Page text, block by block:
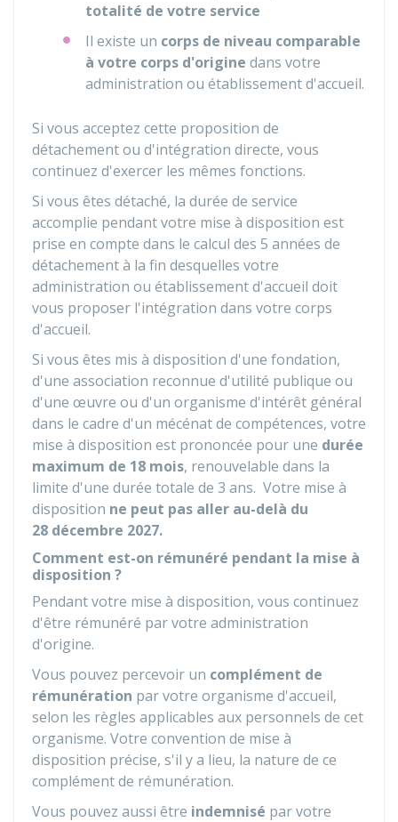
totalité de votre service
Il existe un corps de niveau comparable
à votre corps d'origine dans votre
administration ou établissement d'accueil.
Si vous acceptez cette proposition de
détachement ou d'intégration directe, vous
continuez d'exercer les mêmes fonctions.
Si vous êtes détaché, la durée de service
accomplie pendant votre mise à disposition est
prise en compte dans le calcul des 5 années de
détachement à la fin desquelles votre
administration ou établissement d'accueil doit
vous proposer l'intégration dans votre corps
d'accueil.
Si vous êtes mis à disposition d'une fondation,
d'une association reconnue d'utilité publique ou
d'une œuvre ou d'un organisme d'intérêt général
dans le cadre d'un mécénat de compétences, votre
mise à disposition est prononcée pour une durée
maximum de 18 mois, renouvelable dans la
limite d'une durée totale de 3 ans. Votre mise à
disposition ne peut pas aller au-delà du
28 décembre 2027.
Comment est-on rémunéré pendant la mise à
disposition ?
Pendant votre mise à disposition, vous continuez
d'être rémunéré par votre administration
d'origine.
Vous pouvez percevoir un complément de
rémunération par votre organisme d'accueil,
selon les règles applicables aux personnels de cet
organisme. Votre convention de mise à
disposition précise, s'il y a lieu, la nature de ce
complément de rémunération.
Vous pouvez aussi être indemnisé par votre